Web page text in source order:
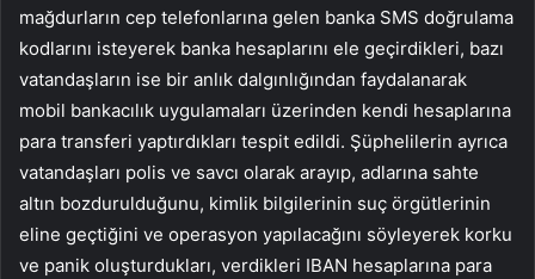
mağdurların cep telefonlarına gelen banka SMS doğrulama
kodlarını isteyerek banka hesaplarını ele geçirdikleri, bazı
vatandaşların ise bir anlık dalgınlığından faydalanarak
mobil bankacılık uygulamaları üzerinden kendi hesaplarına
para transferi yaptırdıkları tespit edildi. Şüphelilerin ayrıca
vatandaşları polis ve savcı olarak arayıp, adlarına sahte
altın bozdurulduğunu, kimlik bilgilerinin suç örgütlerinin
eline geçtiğini ve operasyon yapılacağını söyleyerek korku
ve panik oluşturdukları, verdikleri IBAN hesaplarına para